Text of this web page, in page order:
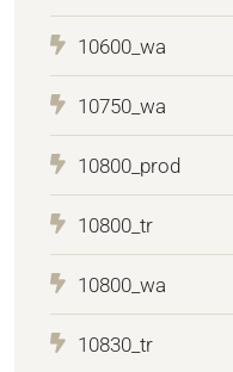
10600_wa
10750_wa
10800_prod
10800_tr
10800_wa
10830_tr